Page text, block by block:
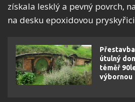
získala lesklý a pevný povrch,
na desku epoxidovou
útulný
téměř
výbornou